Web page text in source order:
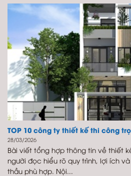
TOP 10 công ty thiết kế thi công
28/03/2026
Bài viết tổng hợp thông tin về thiết
người đọc hiểu rõ quy trình, lợi ích
thầu phù hợp. Nội...